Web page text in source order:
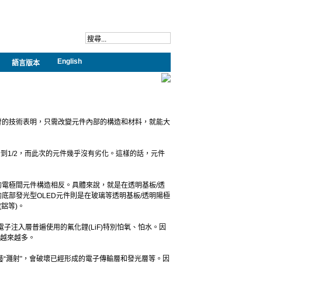
語言版本 English
技術表明，只需改變元件內部的構造和材料，就能大
1/2，而此次的元件幾乎沒有劣化。這樣的話，元件
極間元件構造相反。具體來說，就是在透明基板/透
部發光型OLED元件則是在玻璃等透明基板/透明陽極
等)。
注入層普遍使用的氟化鋰(LiF)特別怕氧、怕水。因
來越多。
射”，會破壞已經形成的電子傳輸層和發光層等。因